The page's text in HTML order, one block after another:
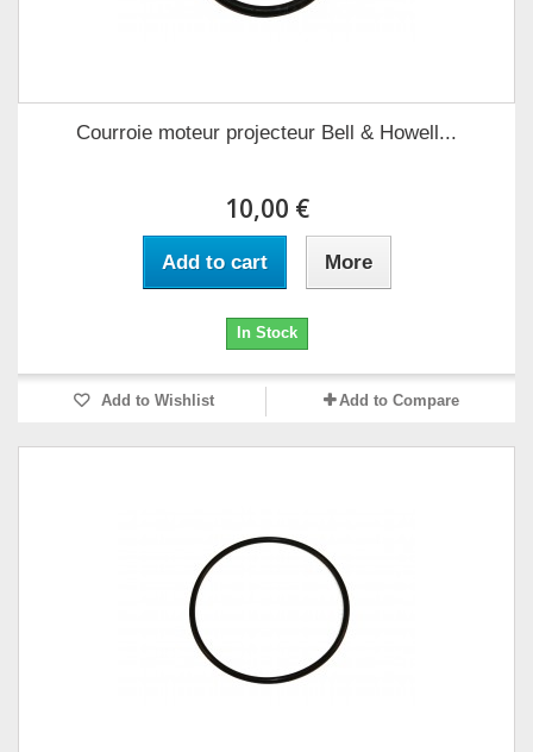
Courroie moteur projecteur Bell & Howell...
10,00 €
Add to cart More
In Stock
Add to Wishlist Add to Compare